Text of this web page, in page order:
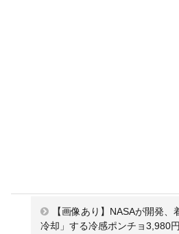
【画像あり】NASAが開発
冷却」する冷感ポンチョ3,980円